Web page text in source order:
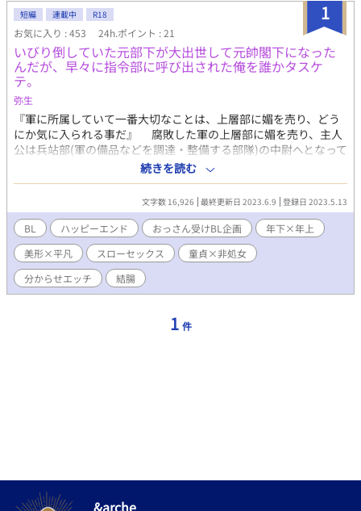
1
短編 連載中 R18
お気に入り : 453 24h.ポイント : 21
いびり倒していた元部下が大出世して元帥閣下になった
んだが、早々に指令部に呼び出された俺を誰かタスケ
テ。
弥生
『軍に所属していて一番大切なことは、上層部に媚を売り、どう
にか気に入られる事だ』 腐敗した軍の上層部に媚を売り、主人
公は兵站部(軍の備品などを調達・整備する部隊)の中尉へとなって
いた。 ごく普通の平民上がりの兵士の中では出世した方だ。あと
は当たり障りなく過ごし、退職金を得る事を指折り数えていた。
だがある日、クーデターによって軍部の上層がごっそりと入れ替
わる。 新しい元帥閣下などの名前を見れば血の気が引いた。 10年
前、上層部に媚を売るためにいびり倒していた新兵たちの名が書
き記されていたのだ。 脳裏によぎる酷いいびりの数々。 極力関わ
らないようにするが、無慈悲にも突きつけられる本部への『召集
状』。 過去の己のしたことからは逃れられない。因果応報のわか
らせ○。○○が始まろうとしていた。 【要素】 底辺から出世した
ハピエンです。 頭空っぽにして読んでいただけると幸いです！
2022年に行ったおっさん受けのアンケートで設定×性癖×小道具
続きを読む
文字数 16,926 最終更新日 2023.6.9 登録日 2023.5.13
BL ハッピーエンド おっさん受けBL企画
年下×年上
美形×平凡
スローセックス
童貞×非処女
分からせエッチ
結腸
1 件
&arche